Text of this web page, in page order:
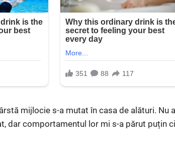
mijlocie s-a mutat în casa de alături. Nu
dar comportamentul lor mi s-a părut puțin